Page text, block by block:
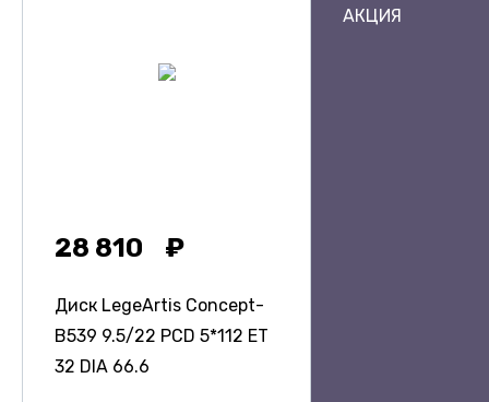
28 810
Диск LegeArtis Concept-
B539 9.5/22 PCD 5*112 ET
32 DIA 66.6
АКЦИЯ